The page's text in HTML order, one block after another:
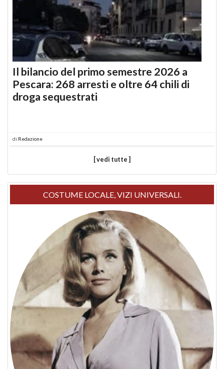
Il bilancio del primo semestre 2026 a
Pescara: 268 arresti e oltre 64 chili di
droga sequestrati
di Redazione
[ vedi tutte ]
COSTUME LOCALE, VIZI UNIVERSALI.